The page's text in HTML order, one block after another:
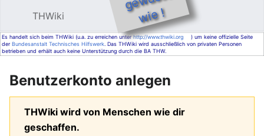
THWiki e !
Es handelt sich beim THWiki (u.a. zu erreichen unterhttp://www.thwiki.org
) um keine offizielle Seite
derBundesanstalt Technisches Hilfswerk. Das THWiki wird ausschließlich von privaten Personen
betrieben und erhält auch keine Unterstützung durch die BA THW.
Benutzerkonto anlegen
THWiki wird von Menschen wie dir
geschaffen.